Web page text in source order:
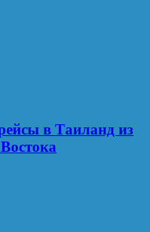
в Таиланд из